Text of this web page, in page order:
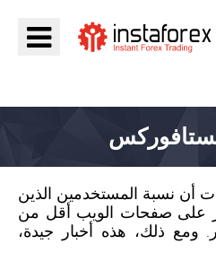
أن نسبة المستخدمين الذين
على صفحات الويب أقل من
ومع ذلك، هذه أخبار جيدة،